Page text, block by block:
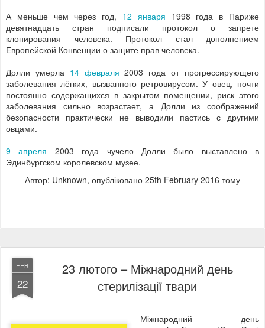
А меньше чем через год, 12 января 1998 года в Париже
девятнадцать стран подписали протокол о запрете
клонирования человека. Протокол стал дополнением
Европейской Конвенции о защите прав человека.
Долли умерла 14 февраля 2003 года от прогрессирующего
заболевания лёгких, вызванного ретровирусом. У овец, почти
постоянно содержащихся в закрытом помещении, риск этого
заболевания сильно возрастает, а Долли из соображений
безопасности практически не выводили пастись с другими
овцами.
9 апреля 2003 года чучело Долли было выставлено в
Эдинбургском королевском музее.
Автор: Unknown, опубліковано 25th February 2016 тому
FEB
22
23 лютого – Міжнародний день
стерилізації твари
Міжнародний день